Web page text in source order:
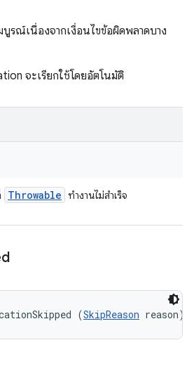
บูรณ์เนื่องจากเงื่อนไขข้อผิดพลาดบาง
จะเรียกใช้โดยอัตโนมัติ
Throwable ทำงานไม่สำเร็จ
(SkipReason reason)